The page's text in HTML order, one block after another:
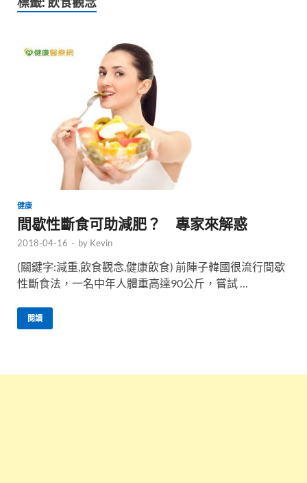
健康
間歇性斷食可助減肥？ 專家來解惑
2018-04-16 - by Kevin
(關鍵字:減重,飲食觀念,健康飲食) 前陣子韓國很流行間歇
性斷食法，一名中年人體重高達90公斤，嘗試 …
閱讀